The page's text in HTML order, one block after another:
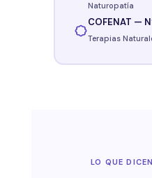
Naturopatía
COFENAT —
Terapias
LO QUE